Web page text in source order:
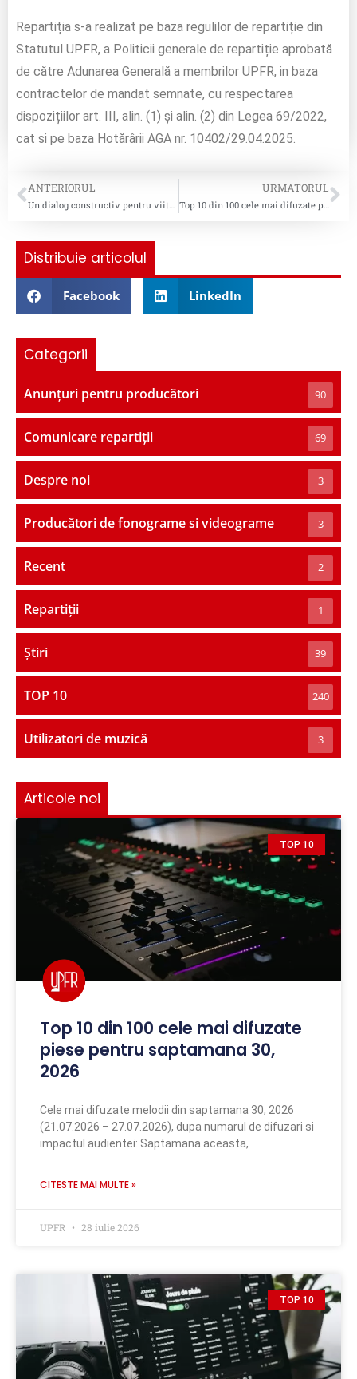
Repartiția s-a realizat pe baza regulilor de repartiție din
Statutul UPFR, a Politicii generale de repartiție aprobată
de către Adunarea Generală a membrilor UPFR, in baza
contractelor de mandat semnate, cu respectarea
dispozițiilor art. III, alin. (1) și alin. (2) din Legea 69/2022,
cat si pe baza Hotărârii AGA nr. 10402/29.04.2025.
ANTERIORUL URMATORUL
Distribuie articolul
Facebook LinkedIn
Categorii
Anunțuri pentru producători 90
Comunicare repartiții 69
Despre noi 3
Producători de fonograme si videograme 3
Recent 2
Repartiții 1
Știri 39
TOP 10 240
Utilizatori de muzică 3
Articole noi
TOP 10
Top 10 din 100 cele mai difuzate
piese pentru saptamana 30,
2026
Cele mai difuzate melodii din saptamana 30, 2026
(21.07.2026 – 27.07.2026), dupa numarul de difuzari si
impactul audientei: Saptamana aceasta,
CITESTE MAI MULTE »
UPFR 28 iulie 2026
TOP 10